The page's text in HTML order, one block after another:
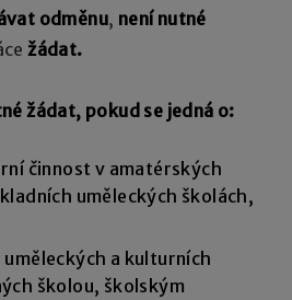
odměnu, není nutné
žádat.
žádat, pokud se jedná o:
činnost v amatérských
uměleckých školách,
a kulturních
školou, školským